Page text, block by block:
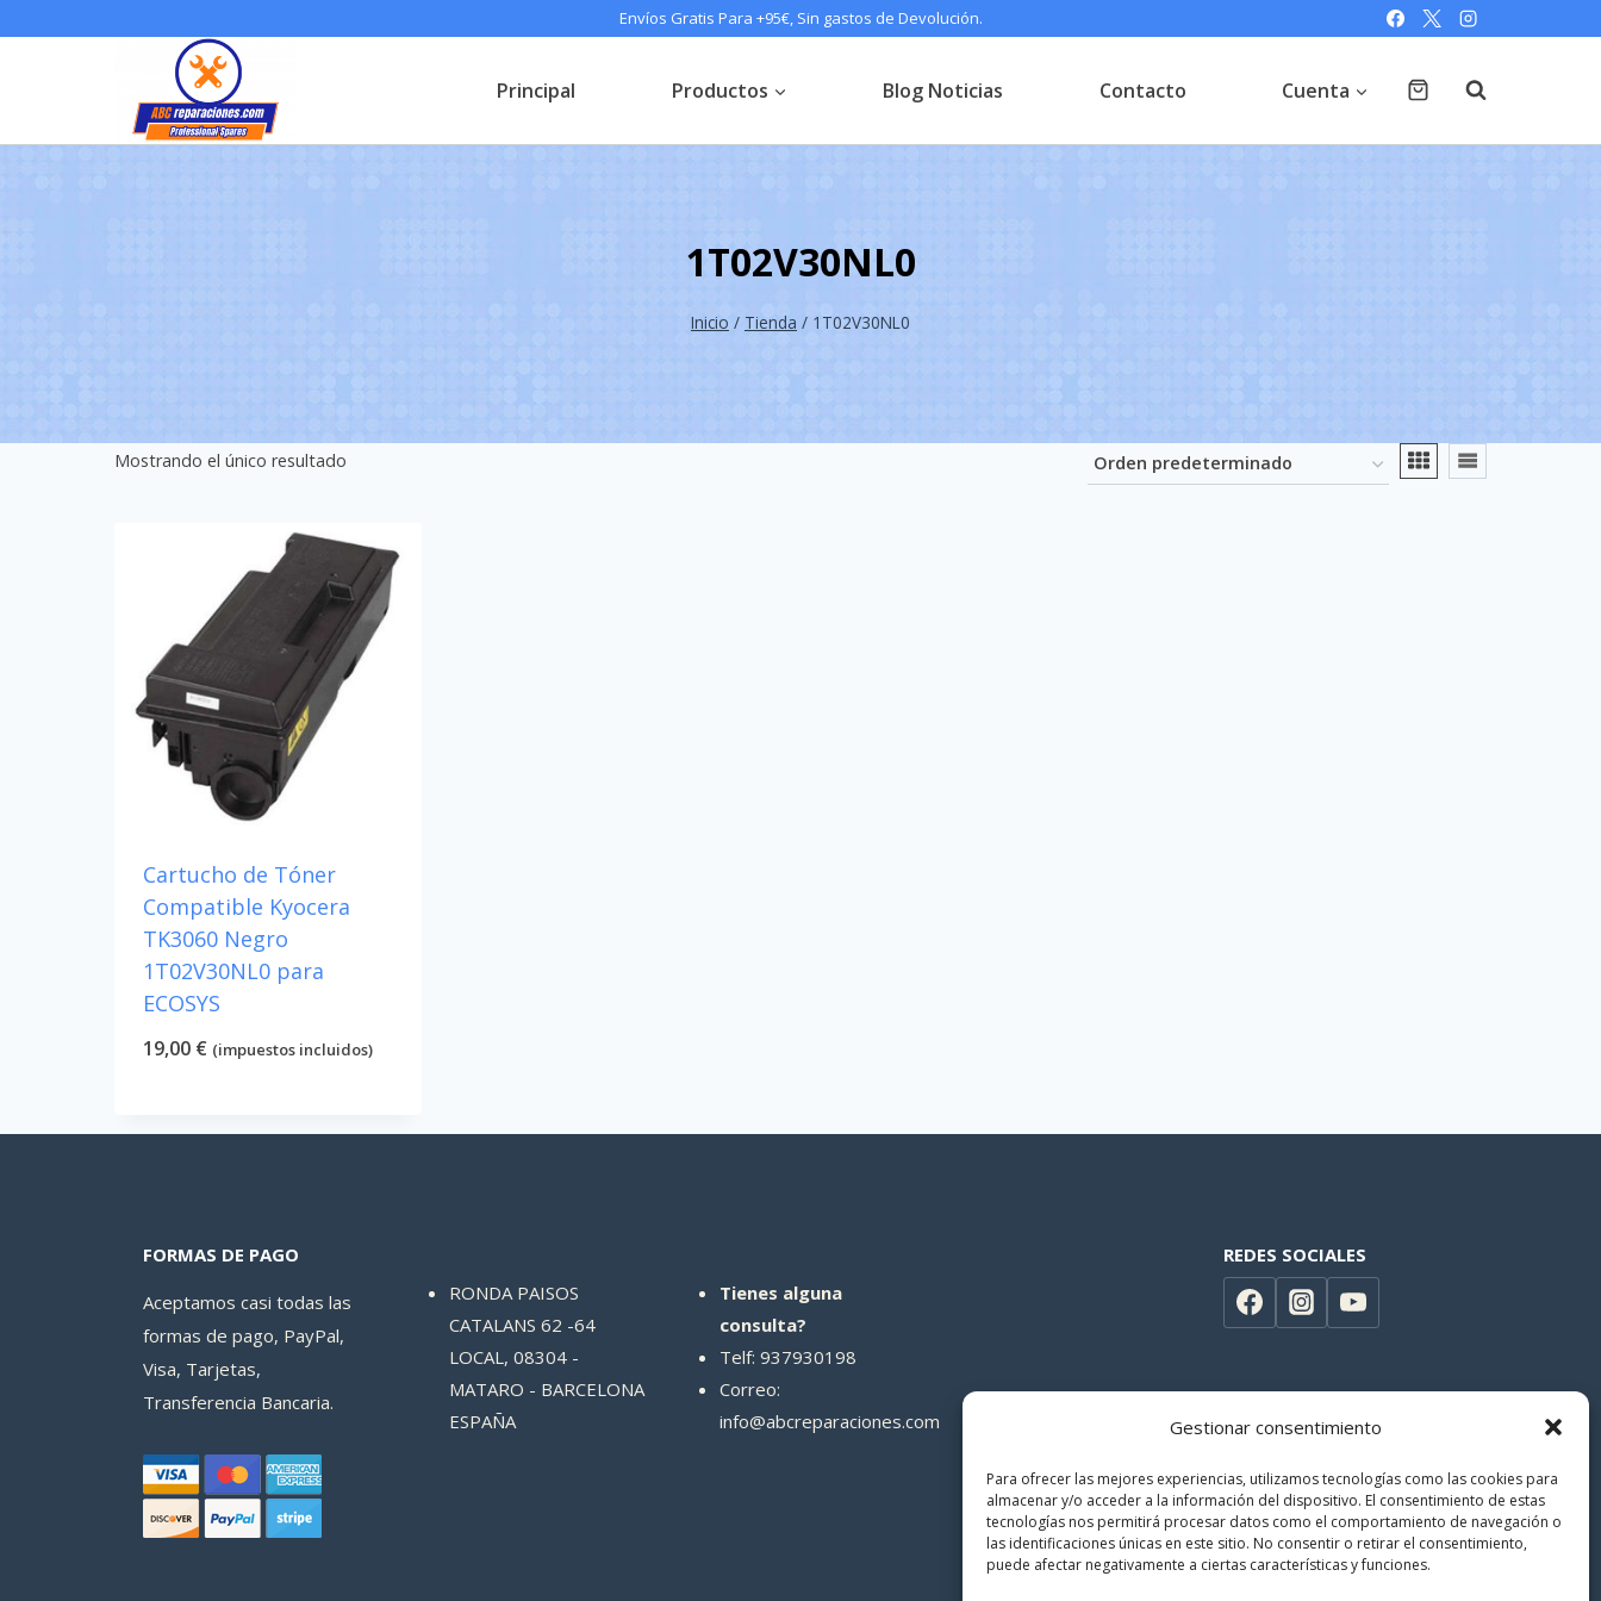
Gestionar consentimiento
Para ofrecer las mejores experiencias, utilizamos tecnologías como las cookies para
almacenar y/o acceder a la información del dispositivo. El consentimiento de estas
tecnologías nos permitirá procesar datos como el comportamiento de navegación o
las identificaciones únicas en este sitio. No consentir o retirar el consentimiento,
puede afectar negativamente a ciertas características y funciones.
Envíos Gratis Para +95€, Sin gastos de Devolución.
Principal Productos Blog Noticias Contacto Cuenta
1T02V30NL0
Inicio / Tienda / 1T02V30NL0
Mostrando el único resultado
Cartucho de Tóner
Compatible Kyocera
TK3060 Negro
1T02V30NL0 para
ECOSYS
19,00 € (impuestos incluidos)
FORMAS DE PAGO
Aceptamos casi todas las
formas de pago, PayPal,
Visa, Tarjetas,
Transferencia Bancaria.
RONDA PAISOS
CATALANS 62 -64
LOCAL, 08304 -
MATARO - BARCELONA
ESPAÑA
Tienes alguna
consulta?
Telf: 937930198
Correo:
info@abcreparaciones.com
REDES SOCIALES